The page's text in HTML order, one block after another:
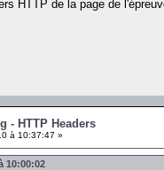
HTTP de la page de
- HTTP Headers
à 10:37:47 »
10:00:02